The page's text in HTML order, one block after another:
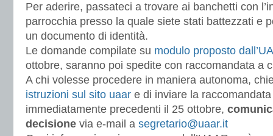
Per aderire, passateci a trovare ai banchetti con
parrocchia presso la quale siete stati battezzati e
un documento di identità.
Le domande compilate su modulo proposto
ottobre, saranno poi spedite con raccomandata a
A chi volesse procedere in maniera autonoma,
istruzioni sul sito uaar e di inviare la
immediatamente precedenti il 25 ottobre,
decisione via e-mail a segretario@uaar.it